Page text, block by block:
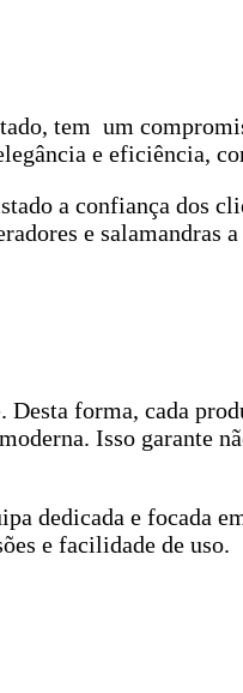
tem um
e eficiência,
a confiança dos
e salamandras
forma, cada
Isso garante
dedicada e focada
e facilidade de uso.